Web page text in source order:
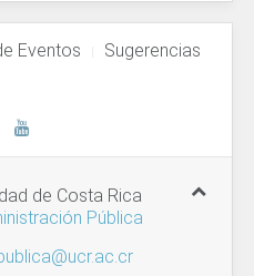
Eventos
Sugerencias
de Costa Rica
Pública